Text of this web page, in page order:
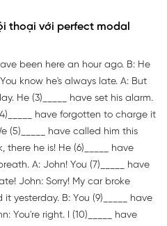
thoại với perfect modal
been here an hour ago. B: He
know he's always late. A: But
He (3)_____ have set his alarm.
have forgotten to charge it
(5)_____ have called him this
there he is! He (6)_____ have
A: John! You (7)_____ have
John: Sorry! My car broke
yesterday. B: You (9)_____ have
You're right. I (10)_____ have